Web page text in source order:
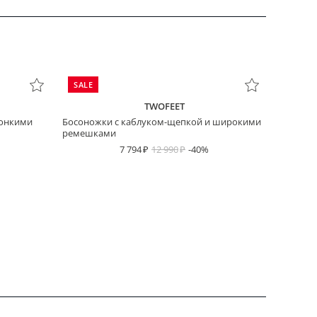
SALE
TWOFEET
Босоножки с каблуком-щепкой и широкими
ремешками
7 794
12 990 -40%